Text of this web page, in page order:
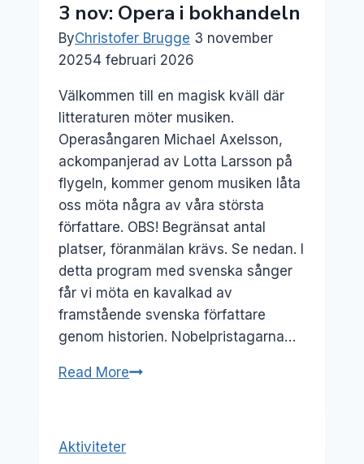
3 nov: Opera i bokhandeln
ByChristofer Brugge 3 november
20254 februari 2026
Välkommen till en magisk kväll där
litteraturen möter musiken.
Operasångaren Michael Axelsson,
ackompanjerad av Lotta Larsson på
flygeln, kommer genom musiken låta
oss möta några av våra största
författare. OBS! Begränsat antal
platser, föranmälan krävs. Se nedan. I
detta program med svenska sånger
får vi möta en kavalkad av
framstående svenska författare
genom historien. Nobelpristagarna…
Read More3
Aktiviteter